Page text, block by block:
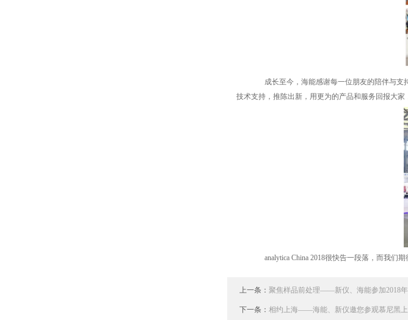
成长至今，海能感谢每一位朋友的陪伴与支
技术支持，推陈出新，用更为的产品和服务回报大家
analytica China 2018很快告一段落，而我们
上一条： 聚焦样品前处理——新仪、海能参加2018
下一条： 相约上海——海能、新仪邀您参观慕尼黑上